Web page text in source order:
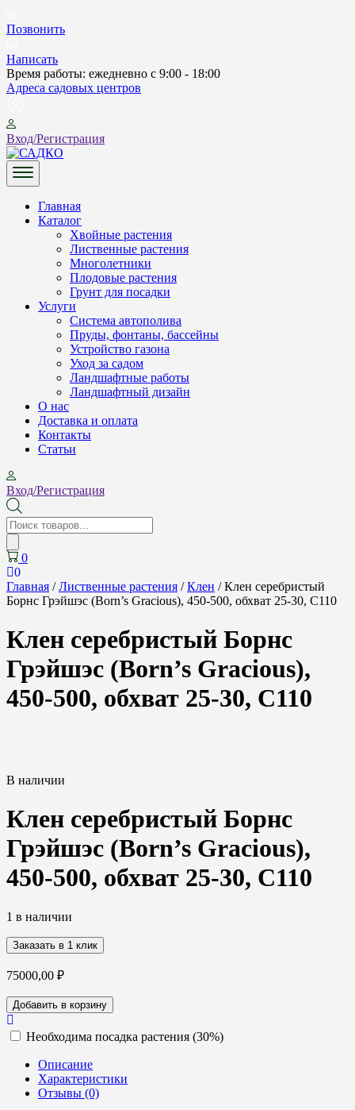
to
Позвонить
Написать
Время работы: ежедневно с 9:00 - 18:00
Адреса садовых центров
Вход/Регистрация
САДКО
Главная
Каталог
Хвойные растения
Лиственные растения
Многолетники
Плодовые растения
Грунт для посадки
Услуги
Система автополива
Пруды, фонтаны, бассейны
Устройство газона
Уход за садом
Ландшафтные работы
Ландшафтный дизайн
О нас
Доставка и оплата
Контакты
Cтатьи
Вход/Регистрация
Поиск
товаров
0
0
Главная /Лиственные растения /Клен / Клен серебристый
Борнс Грэйшэс (Born’s Gracious), 450-500, обхват 25-30, C110
Клен серебристый Борнс
Грэйшэс (Born’s Gracious),
450-500, обхват 25-30, C110
В наличии
Клен серебристый Борнс
Грэйшэс (Born’s Gracious),
450-500, обхват 25-30, C110
1 в наличии
Заказать в 1 клик
75000,00 ₽
Количество
товара
Клен
серебристый
Грэйшэс
(Born's
Gracious),
Добавить в корзину
Необходима посадка растения (30%)
Описание
Характеристики
Отзывы (0)